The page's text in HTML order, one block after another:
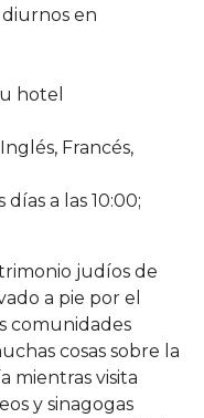
en
hotel
Francés,
a las 10:00;
judíos de
a pie por el
comunidades
cosas sobre la
mientras visita
y sinagogas